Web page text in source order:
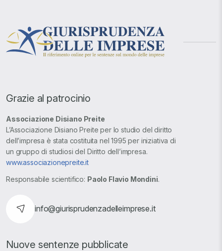
Grazie al patrocinio
Associazione Disiano Preite
L’Associazione Disiano Preite per lo studio del diritto
dell’impresa è stata costituita nel 1995 per iniziativa di
un gruppo di studiosi del Diritto dell’impresa.
www.associazionepreite.it
Responsabile scientifico: Paolo Flavio Mondini.
info@giurisprudenzadelleimprese.it
Nuove sentenze pubblicate